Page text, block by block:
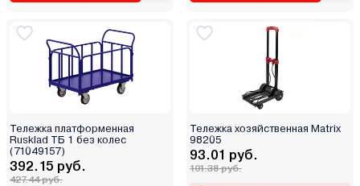
Тележка платформенная
Rusklad ТБ 1 без колес
(71049157)
392.15 руб.
427.44 руб.
Тележка хозяйственная Matrix
98205
93.01 руб.
101.38 руб.